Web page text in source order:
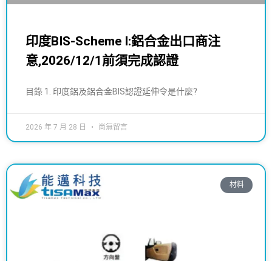
印度BIS-Scheme I:鋁合金出口商注
意,2026/12/1前須完成認證
目錄 1. 印度鋁及鋁合金BIS認證延伸令是什麼?
2026 年 7 月 28 日 尚無留言
材料